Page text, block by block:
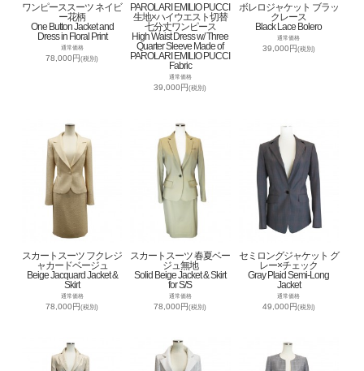
ワンピーススーツ ネイビ
ー花柄
One Button Jacket and
Dress in Floral Print
通常価格
78,000円(税別)
PAROLARI EMILIO PUCCI
生地×ハイウエスト切替
七分丈ワンピース
High Waist Dress w/ Three
Quarter Sleeve Made of
PAROLARI EMILIO PUCCI
Fabric
通常価格
39,000円(税別)
ボレロジャケット ブラッ
クレース
Black Lace Bolero
通常価格
39,000円(税別)
スカートスーツ フクレジ
ャカードベージュ
Beige Jacquard Jacket &
Skirt
通常価格
78,000円(税別)
スカートスーツ 春夏ベー
ジュ無地
Solid Beige Jacket & Skirt
for S/S
通常価格
78,000円(税別)
セミロングジャケット グ
レー×チェック
Gray Plaid Semi-Long
Jacket
通常価格
49,000円(税別)